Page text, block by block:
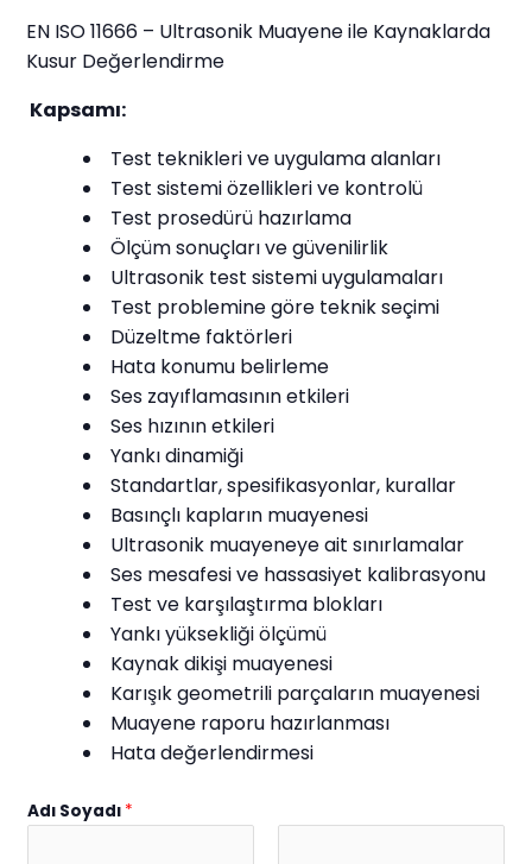
EN ISO 11666 – Ultrasonik Muayene ile Kaynaklarda
Kusur Değerlendirme
Kapsamı:
Test teknikleri ve uygulama alanları
Test sistemi özellikleri ve kontrolü
Test prosedürü hazırlama
Ölçüm sonuçları ve güvenilirlik
Ultrasonik test sistemi uygulamaları
Test problemine göre teknik seçimi
Düzeltme faktörleri
Hata konumu belirleme
Ses zayıflamasının etkileri
Ses hızının etkileri
Yankı dinamiği
Standartlar, spesifikasyonlar, kurallar
Basınçlı kapların muayenesi
Ultrasonik muayeneye ait sınırlamalar
Ses mesafesi ve hassasiyet kalibrasyonu
Test ve karşılaştırma blokları
Yankı yüksekliği ölçümü
Kaynak dikişi muayenesi
Karışık geometrili parçaların muayenesi
Muayene raporu hazırlanması
Hata değerlendirmesi
Adı Soyadı *